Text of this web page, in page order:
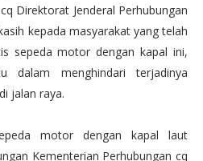
Direktorat Jenderal Perhubungan
kepada masyarakat yang telah
sepeda motor dengan kapal ini,
dalam menghindari terjadinya
jalan raya.
motor dengan kapal laut
Kementerian Perhubungan cq